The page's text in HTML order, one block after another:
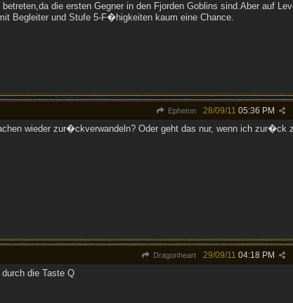
die ersten Gegner in den Fjorden Goblins sind.Aber auf
Begleiter und Stufe 5-F�higkeiten kaum eine Chance.
Epheton 28/09/11 05:36 PM
wieder zur�ckverwandeln? Oder geht das nur, wenn ich zur�ck
Dragonheart 29/09/11 04:18 PM
die Taste Q